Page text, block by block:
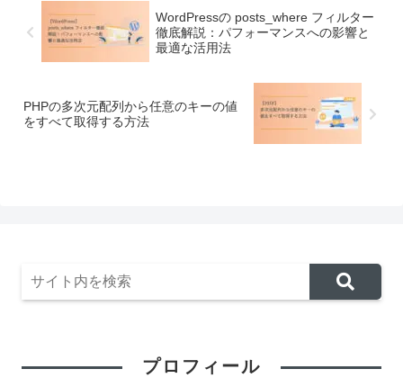
WordPressの posts_where フィルター
徹底解説：パフォーマンスへの影響と
最適な活用法
PHPの多次元配列から任意のキーの値
をすべて取得する方法
プロフィール